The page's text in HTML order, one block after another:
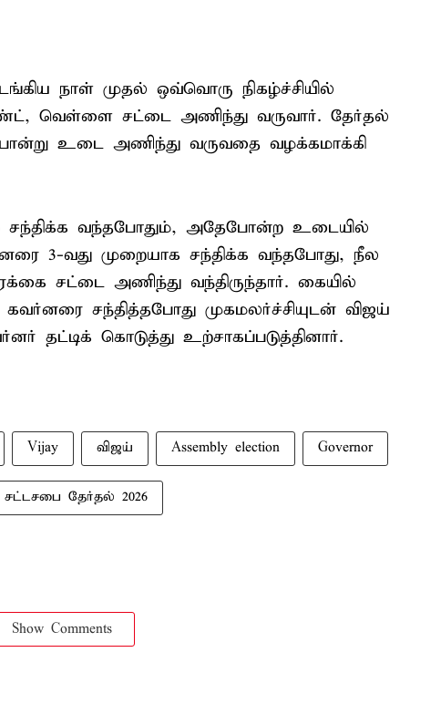
நாள் முதல் ஒவ்வொரு நிகழ்ச்சியில்
வெள்ளை சட்டை அணிந்து வருவார். தேர்தல்
உடை அணிந்து வருவதை வழக்கமாக்கி
வந்தபோதும், அதேபோன்ற உடையில்
3-வது முறையாக சந்திக்க வந்தபோது, நீல
சட்டை அணிந்து வந்திருந்தார். கையில்
கவர்னரை சந்தித்தபோது முகமலர்ச்சியுடன் விஜய்
தட்டிக் கொடுத்து உற்சாகப்படுத்தினார்.
Vijay விஜய் Assembly election Governor
சட்டசபை தேர்தல் 2026
Show Comments